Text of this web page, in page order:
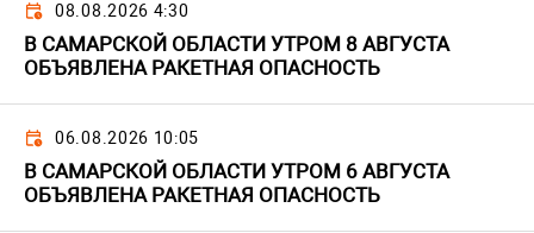
08.08.2026 4:30
В САМАРСКОЙ ОБЛАСТИ УТРОМ 8 АВГУСТА
ОБЪЯВЛЕНА РАКЕТНАЯ ОПАСНОСТЬ
06.08.2026 10:05
В САМАРСКОЙ ОБЛАСТИ УТРОМ 6 АВГУСТА
ОБЪЯВЛЕНА РАКЕТНАЯ ОПАСНОСТЬ